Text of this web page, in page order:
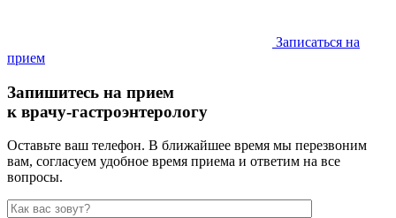
Записаться на
прием
Запишитесь на прием
к врачу-гастроэнтерологу
Оставьте ваш телефон. В ближайшее время мы перезвоним
вам, согласуем удобное время приема и ответим на все
вопросы.